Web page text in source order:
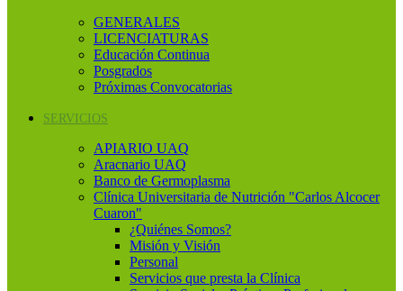
GENERALES
LICENCIATURAS
Educación Continua
Posgrados
Próximas Convocatorias
SERVICIOS
APIARIO UAQ
Aracnario UAQ
Banco de Germoplasma
Clínica Universitaria de Nutrición "Carlos Alcocer
Cuaron"
¿Quiénes Somos?
Misión y Visión
Personal
Servicios que presta la Clínica